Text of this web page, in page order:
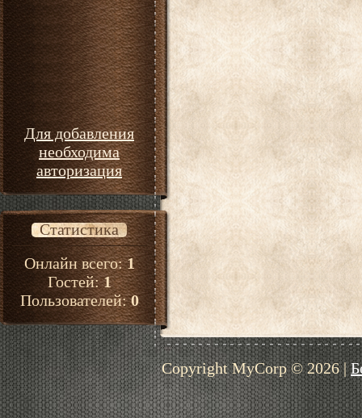
Для добавления
необходима
авторизация
Статистика
Онлайн всего:1
Гостей:1
Пользователей:0
Copyright MyCorp © 2026|